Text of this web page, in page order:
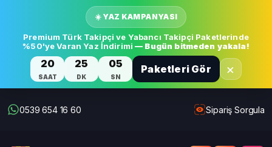
☀️ YAZ KAMPANYASI
Premium Türk Takipçi ve Yabancı Takipçi Paketlerinde
%50'ye Varan Yaz İndirimi — Bugün bitmeden yakala!
20
SAAT
25
DK
05
SN
Paketleri Gör ×
0539 654 16 60 Sipariş Sorgula